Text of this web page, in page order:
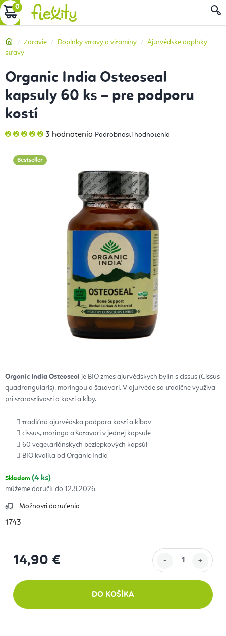
Prejsť
na
NÁKUPNÝ
Domov
Zdravie Doplnky stravy a vitamíny
Ajurvédske doplnky
stravy
Organic India Osteoseal je BIO zmes ajurvédskych bylín s cissus (Cissus
quadrangularis), moringou a šatavari. V ajurvéde sa tradične využíva
pri starostlivosti o kosti a kĺby.
tradičná ajurvédska podpora kostí a kĺbov
cissus, moringa a šatavari v jednej kapsule
60 vegetariánskych bezlepkových kapsúl
BIO kvalita od Organic India
Skladom (4 ks)
12.8.2026
Možnosti doručenia
1743
14,90 €
DO KOŠÍKA
Organic India Osteoseal
kapsuly 60 ks – pre podporu
kostí
Priemerné
hodnotenie
5,0
z
hviezdičiek.
3 hodnotenia Podrobnosti hodnotenia
Bestseller